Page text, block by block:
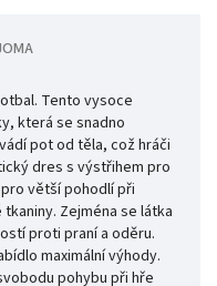
Tento vysoce
která se snadno
pot od těla, což hráči
dres s výstřihem pro
větší pohodlí při
Zejména se látka
proti praní a oděru.
maximální výhody.
pohybu při hře